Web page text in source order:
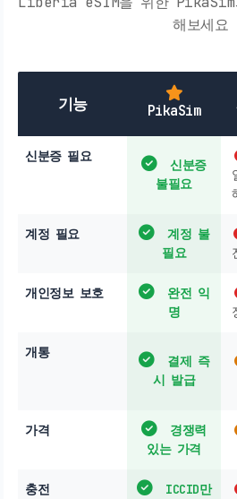
해보세요
기능 PikaSim
신분증 필요
신분증
불필요
계정 필요
계정 불
필요
개인정보 보호
완전 익
명
개통
결제 즉
시 발급
가격
경쟁력
있는 가격
충전
ICCID만